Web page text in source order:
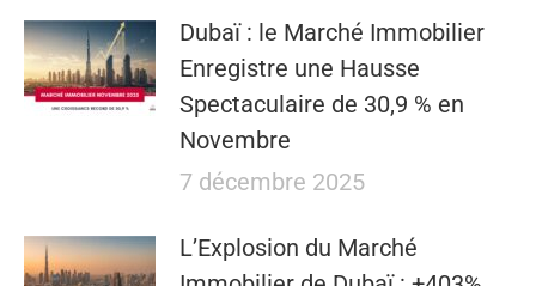
Dubaï : le Marché Immobilier
Enregistre une Hausse
Spectaculaire de 30,9 % en
Novembre
7 décembre 2025
L’Explosion du Marché